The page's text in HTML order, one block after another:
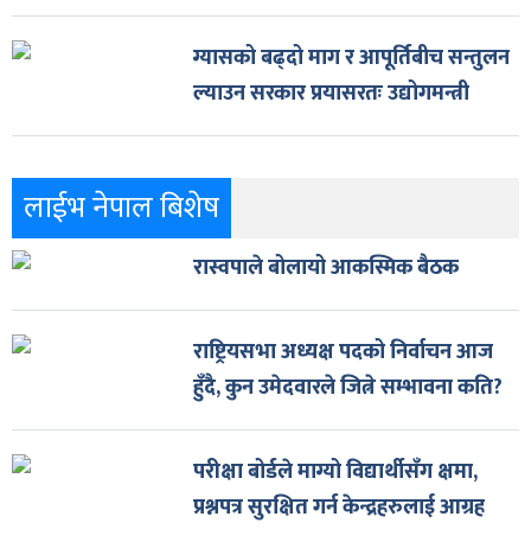
ग्यासको बढ्दो माग र आपूर्तिबीच सन्तुलन
ल्याउन सरकार प्रयासरतः उद्योगमन्त्री
लाईभ नेपाल बिशेष
रास्वपाले बोलायो आकस्मिक बैठक
राष्ट्रियसभा अध्यक्ष पदको निर्वाचन आज
हुँदै, कुन उमेदवारले जित्ने सम्भावना कति?
परीक्षा बोर्डले माग्यो विद्यार्थीसँग क्षमा,
प्रश्नपत्र सुरक्षित गर्न केन्द्रहरुलाई आग्रह